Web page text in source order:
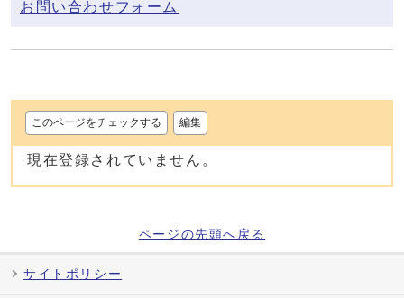
お問い合わせフォーム
このページをチェックする 編集
現在登録されていません。
ページの先頭へ戻る
サイトポリシー